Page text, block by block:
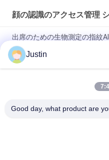
顔の認識のアクセス管理
出席のための生物測定の指紋
テム
4.3インチのLINUXの顔の認識
Justin
Good day, what product are